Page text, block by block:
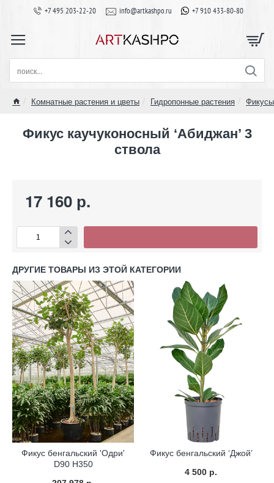
+7 495 203-22-20 info@artkashpo.ru +7 910 433-80-80
поиск...
Комнатные растения и цветы Гидропонные растения
Фикус каучуконосный ‘Абиджан’ 3
ствола
17 160 р.
ДРУГИЕ ТОВАРЫ ИЗ ЭТОЙ КАТЕГОРИИ
Гидропоника
Фикус бенгальский 'Одри'
D90 H350
Гидропоника
Фикус бенгальский ‘Джой’
4 500 р.